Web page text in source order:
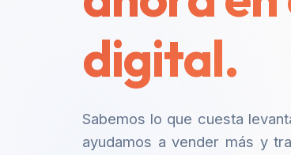
digital.
Sabemos lo que cuesta
ayudamos a vender más y